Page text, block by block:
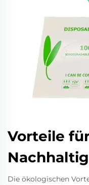
Vorteile
Die ökologischen